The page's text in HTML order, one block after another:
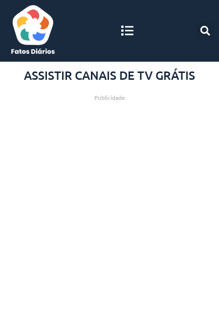
ASSISTIR CANAIS DE TV GRÁTIS
Publicidade